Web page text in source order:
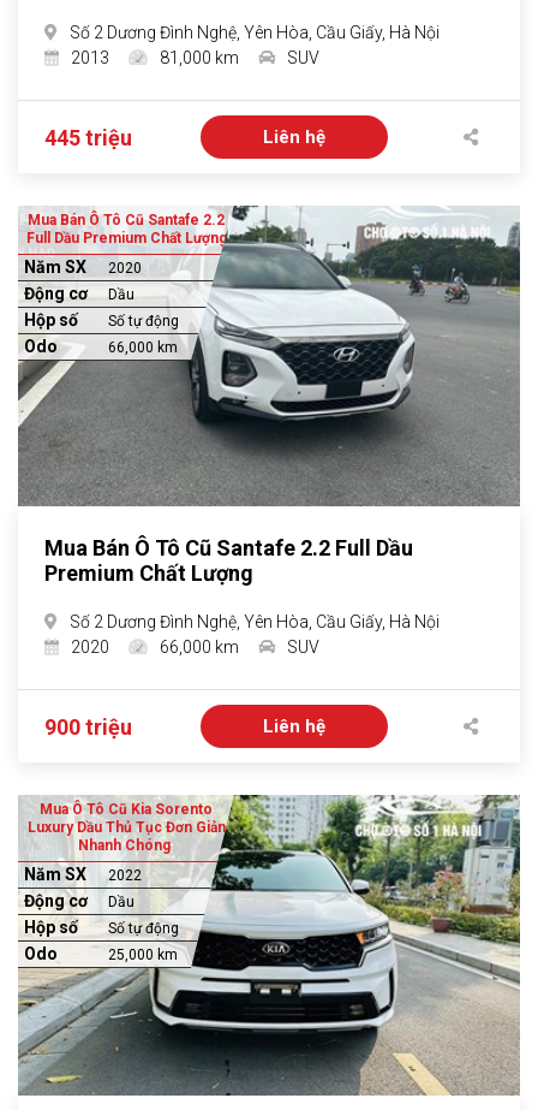
Số 2 Dương Đình Nghệ, Yên Hòa, Cầu Giấy, Hà Nội
2013
81,000 km SUV
445 triệu Liên hệ
Mua Bán Ô Tô Cũ Santafe 2.2
Full Dầu Premium Chất Lượng
Năm SX 2020
Động cơ Dầu
Hộp số Số tự động
Odo 66,000 km
Mua Bán Ô Tô Cũ Santafe 2.2 Full Dầu
Premium Chất Lượng
Số 2 Dương Đình Nghệ, Yên Hòa, Cầu Giấy, Hà Nội
2020
66,000 km SUV
900 triệu Liên hệ
Mua Ô Tô Cũ Kia Sorento
Luxury Dầu Thủ Tục Đơn Giản
Nhanh Chóng
Năm SX 2022
Động cơ Dầu
Hộp số Số tự động
Odo 25,000 km